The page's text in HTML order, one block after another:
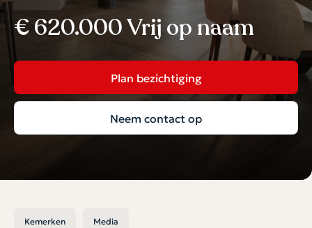
€ 620.000 Vrij op naam
Plan bezichtiging
Neem contact op
Kemerken Media